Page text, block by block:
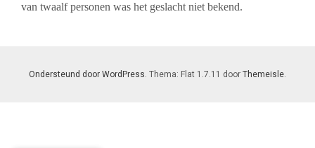
van twaalf personen was het geslacht niet bekend.
Ondersteund door WordPress. Thema: Flat 1.7.11 door Themeisle.